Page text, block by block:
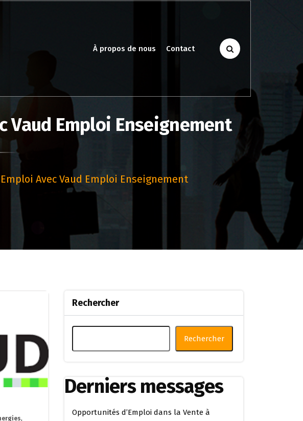
À propos de nous Contact
Vaud Emploi Enseignement
Avec Vaud Emploi Enseignement
,
Rechercher
Rechercher
Derniers messages
Opportunités d’Emploi dans la Vente à